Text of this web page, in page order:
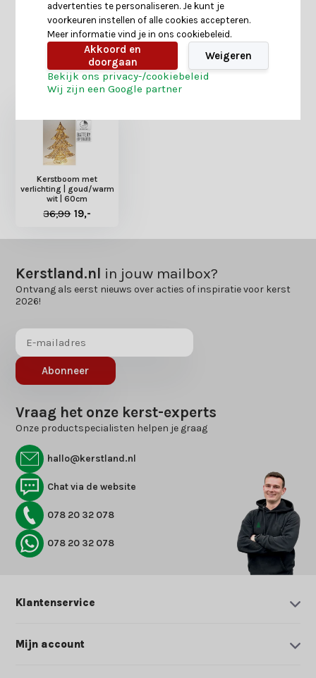
Heb je nog interesse in deze recent bekeken
producten?
Kerstboom met
verlichting | goud/warm
wit | 60cm
36,99 19,-
Kerstland.nl in jouw mailbox?
Ontvang als eerst nieuws over acties of inspiratie voor kerst
2026!
Abonneer
Vraag het onze kerst-experts
Onze productspecialisten helpen je graag
hallo@kerstland.nl
Chat via de website
078 20 32 078
078 20 32 078
Klantenservice
Mijn account
advertenties te personaliseren. Je kunt je
voorkeuren instellen of alle cookies accepteren.
Meer informatie vind je in ons cookiebeleid.
Akkoord en
doorgaan
Weigeren
Bekijk ons privacy-/cookiebeleid
Wij zijn een Google partner